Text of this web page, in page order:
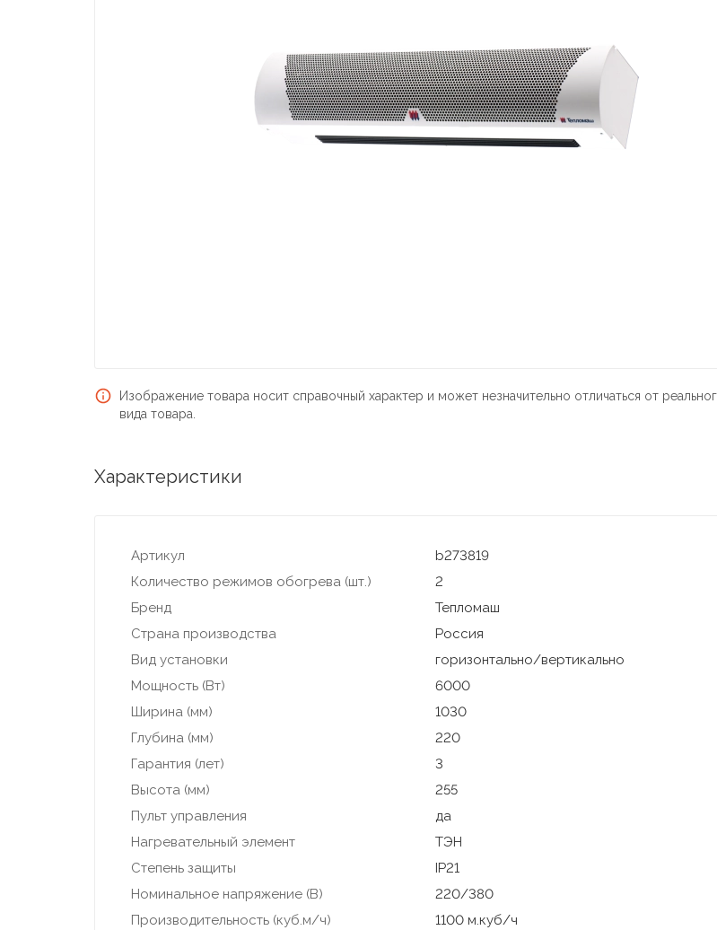
Изображение товара носит справочный характер и может незначительно отличаться от
вида товара.
Характеристики
Артикул
b273819
Количество режимов обогрева (шт.)
2
Бренд
Тепломаш
Страна производства
Россия
Вид установки
горизонтально/вертикально
Мощность (Вт)
6000
Ширина (мм)
1030
Глубина (мм)
220
Гарантия (лет)
3
Высота (мм)
255
Пульт управления
да
Нагревательный элемент
ТЭН
Степень защиты
IP21
Номинальное напряжение (В)
220/380
Производительность (куб.м/ч)
1100 м.куб/ч